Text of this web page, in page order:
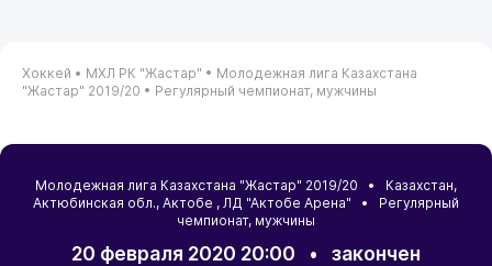
Хоккей • МХЛ РК "Жастар" • Молодежная лига Казахстана
"Жастар" 2019/20 • Регулярный чемпионат, мужчины
Молодежная лига Казахстана "Жастар" 2019/20 • Казахстан,
Актюбинская обл., Актобе , ЛД "Актобе Арена" • Регулярный
чемпионат, мужчины
20 февраля 2020 20:00 • закончен